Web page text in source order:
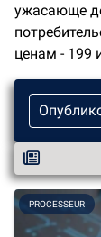
ужасающе
ценам - 199
PROCESSEUR